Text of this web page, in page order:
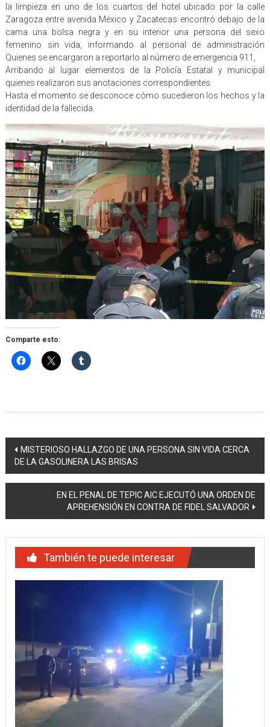
la limpieza en uno de los cuartos del hotel ubicado por la calle
Zaragoza entre avenida México y Zacatecas encontró debajo de la
cama una bolsa negra y en su interior una persona del sexo
femenino sin vida, informando al personal de administración
Quienes se encargaron a reportarlo al número de emergencia 911,
Arribando al lugar elementos de la Policía Estatal y municipal
quienes realizaron sus anotaciones correspondientes
Hasta el momento se desconoce cómo sucedieron los hechos y la
identidad de la fallecida.
Comparte esto:
Navegación
de
entradas
MISTERIOSO HALLAZGO DE UNA PERSONA SIN VIDA CERCA
DE LA GASOLINERA LAS BRISAS
EN EL PENAL DE TEPIC AIC EJECUTÓ UNA ORDEN DE
APREHENSIÓN EN CONTRA DE FIDEL SALVADOR
También te puede interesar